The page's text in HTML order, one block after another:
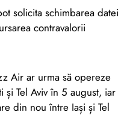
solicita schimbarea datei
contravalorii
Air ar urma să opereze
și Tel Aviv în 5 august, iar
din nou între Iași și Tel